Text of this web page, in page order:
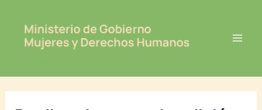
contenido
navigation